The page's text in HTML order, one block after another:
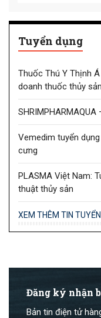
Tuyển dụng
Thuốc Thú Y Thịnh
doanh thuốc thủy sản
Vemedim tuyển
cưng
PLASMA Việt Nam:
thuật thủy sản
XEM THÊM TIN
Đăng ký nhận
Bản tin điện tử